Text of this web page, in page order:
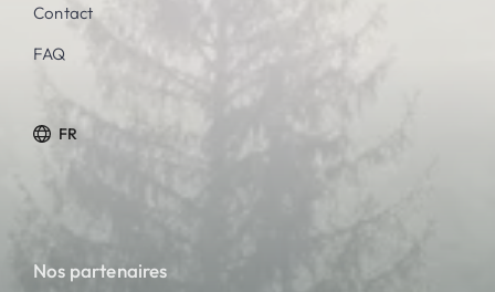
Contact
FAQ
FR
Nos partenaires